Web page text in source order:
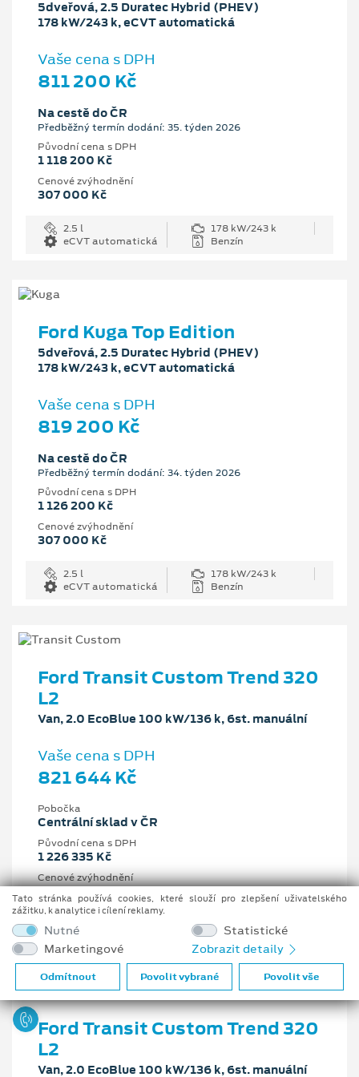
5dveřová, 2.5 Duratec Hybrid (PHEV)
178 kW/243 k, eCVT automatická
Vaše cena s DPH
811 200 Kč
Na cestě do ČR
Předběžný termín dodání: 35. týden 2026
Původní cena s DPH
1 118 200 Kč
Cenové zvýhodnění
307 000 Kč
2.5 l
178 kW/243 k
eCVT automatická
Benzín
Ford Kuga Top Edition
5dveřová, 2.5 Duratec Hybrid (PHEV)
178 kW/243 k, eCVT automatická
Vaše cena s DPH
819 200 Kč
Na cestě do ČR
Předběžný termín dodání: 34. týden 2026
Původní cena s DPH
1 126 200 Kč
Cenové zvýhodnění
307 000 Kč
2.5 l
178 kW/243 k
eCVT automatická
Benzín
Ford Transit Custom Trend 320
L2
Van, 2.0 EcoBlue 100 kW/136 k, 6st. manuální
Vaše cena s DPH
821 644 Kč
Pobočka
Centrální sklad v ČR
Původní cena s DPH
1 226 335 Kč
Cenové zvýhodnění
404 691 Kč
100 kW/136 k
6st. manuální
Nafta
Ford Transit Custom Trend 320
L2
Van, 2.0 EcoBlue 100 kW/136 k, 6st. manuální
Tato stránka používá cookies, které slouží pro zlepšení uživatelského
zážitku, k analytice i cílení reklamy.
Nutné
Statistické
Marketingové
Zobrazit detaily
Odmítnout Povolit vybrané Povolit vše